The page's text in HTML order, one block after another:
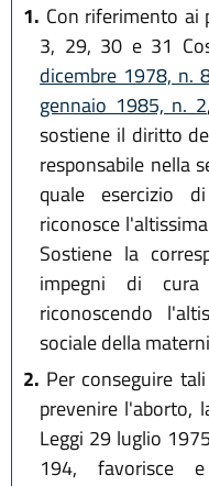
1. Con riferimento ai
3, 29, 30 e 31
dicembre 1978, n.
gennaio 1985, n. 2
sostiene il diritto
responsabile nella
quale esercizio
riconosce
Sostiene la
impegni di
riconoscendo
sociale della
2. Per conseguire
prevenire l'aborto,
Leggi 29 luglio
194, favorisce